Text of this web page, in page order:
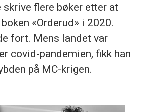
skrive flere bøker etter at
«Orderud» i 2020.
fort. Mens landet var
covid-pandemien, fikk han
på MC-krigen.